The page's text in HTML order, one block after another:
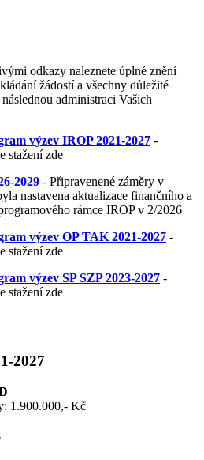
odkazy naleznete úplné znění
žádostí a všechny důležité
administraci Vašich
výzev IROP 2021-2027 -
stažení zde
2029 - Připravenené záměry v
nastavena aktualizace finančního a
rámce IROP v 2/2026
výzev OP TAK 2021-2027 -
stažení zde
výzev SP SZP 2023-2027 -
stažení zde
2027
1.900.000,- Kč